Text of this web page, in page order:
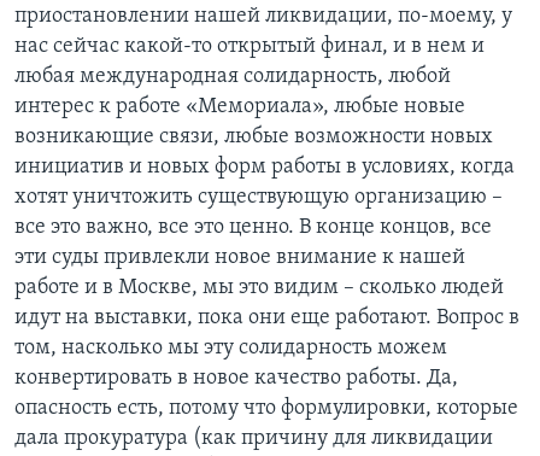
приостановлении нашей ликвидации, по-моему, у
нас сейчас какой-то открытый финал, и в нем и
любая международная солидарность, любой
интерес к работе «Мемориала», любые новые
возникающие связи, любые возможности новых
инициатив и новых форм работы в условиях, когда
хотят уничтожить существующую организацию –
все это важно, все это ценно. В конце концов, все
эти суды привлекли новое внимание к нашей
работе и в Москве, мы это видим – сколько людей
идут на выставки, пока они еще работают. Вопрос в
том, насколько мы эту солидарность можем
конвертировать в новое качество работы. Да,
опасность есть, потому что формулировки, которые
дала прокуратура (как причину для ликвидации